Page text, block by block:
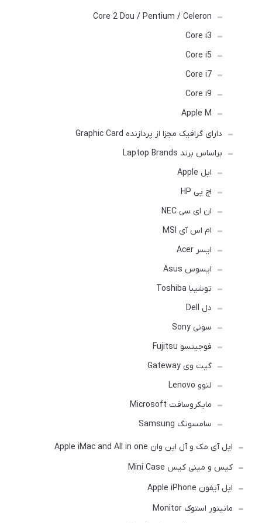
Core 2 Dou / Pentium / Celeron
Core i3
Core i5
Core i7
Core i9
Apple M
دارای گرافیک مجزا از پردازنده Graphic Card
براساس برند Laptop Brands
اپل Apple
اچ پی HP
ان ای سی NEC
ام اس آی MSI
ایسر Acer
ایسوس Asus
توشیبا Toshiba
دل Dell
سونی Sony
فوجیتسو Fujitsu
گیت وی Gateway
لنوو Lenovo
مایکروسافت Microsoft
سامسونگ Samsung
اپل آی مک و آل این وان Apple iMac and All in one
کیس و مینی کیس Mini Case
اپل آیفون Apple iPhone
مانیتور استوک Monitor